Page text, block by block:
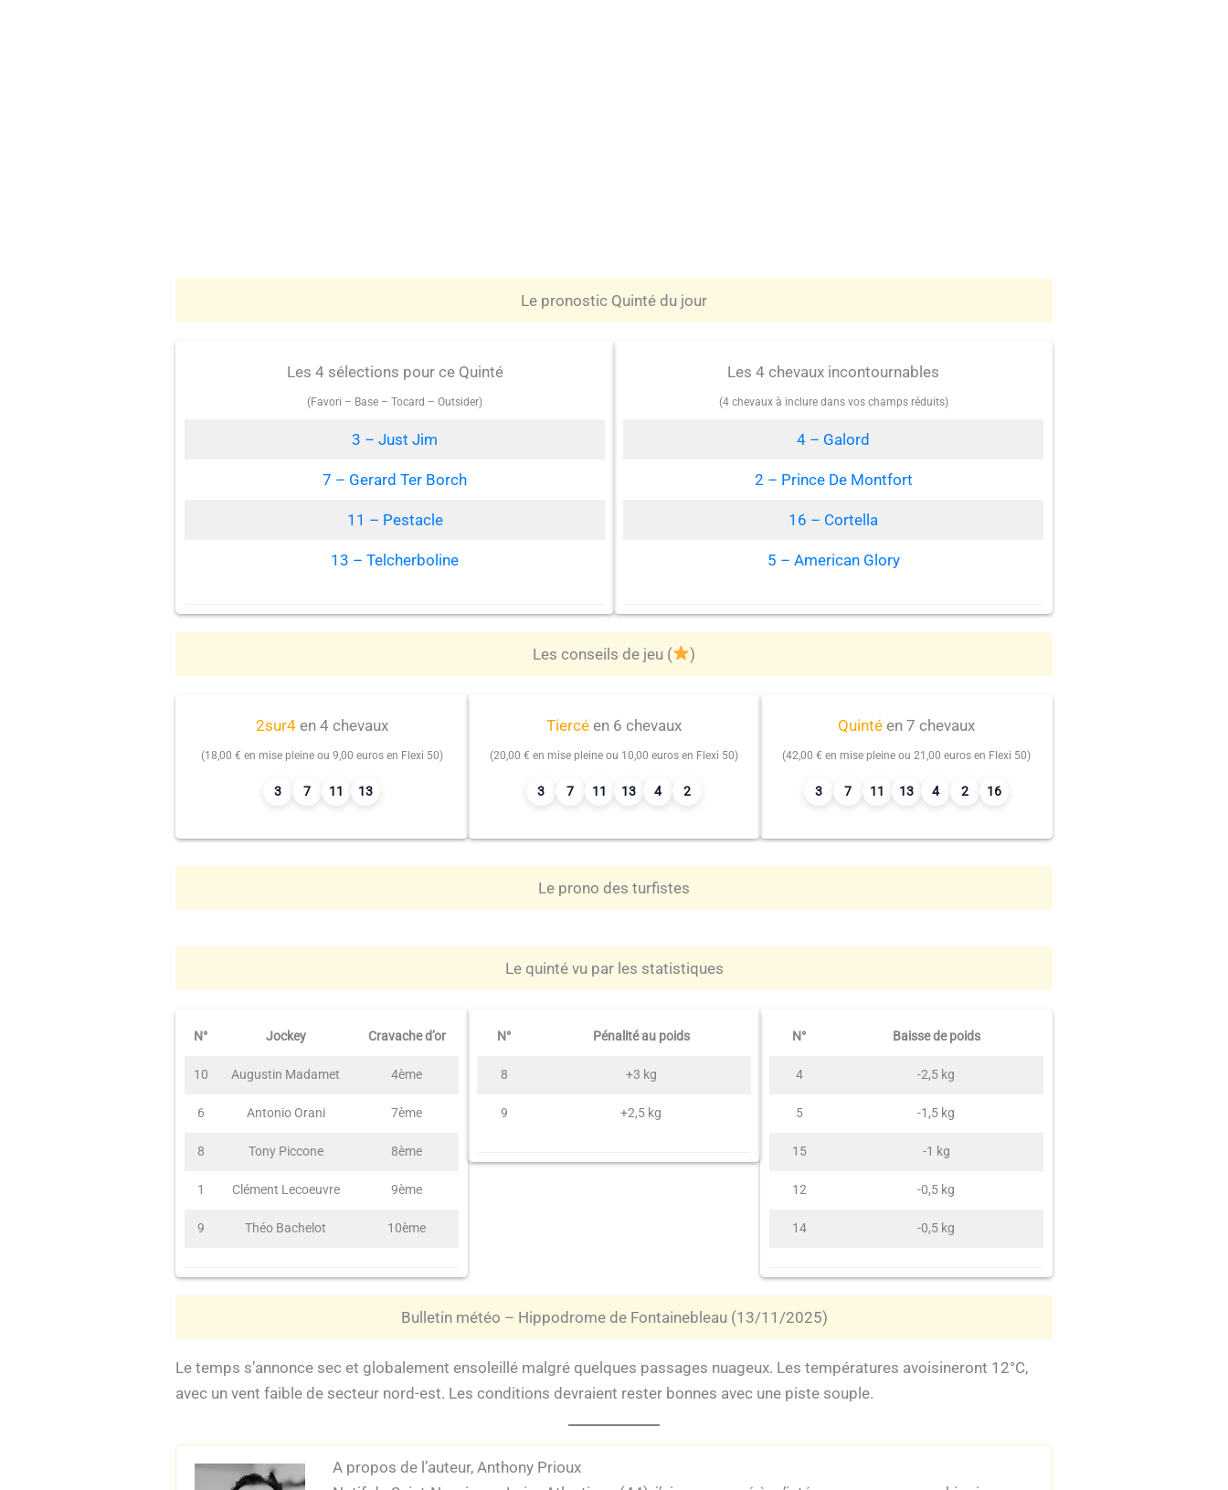
Le pronostic Quinté du jour
Les 4 sélections pour ce Quinté
(Favori – Base – Tocard – Outsider)
3 – Just Jim
7 – Gerard Ter Borch
11 – Pestacle
13 – Telcherboline
Les 4 chevaux incontournables
(4 chevaux à inclure dans vos champs réduits)
4 – Galord
2 – Prince De Montfort
16 – Cortella
5 – American Glory
Les conseils de jeu ( )
2sur4en 4 chevaux
(18,00 € en mise pleine ou 9,00 euros en Flexi 50)
3 7 11 13
Tiercé en 6 chevaux
(20,00 € en mise pleine ou 10,00 euros en Flexi 50)
3 7 11 13 4 2
Quinté en 7 chevaux
(42,00 € en mise pleine ou 21,00 euros en Flexi 50)
3 7 11 13 4 2 16
Le prono des turfistes
Le quinté vu par les statistiques
N° Jockey Cravache d’or
10 Augustin Madamet 4ème
6 Antonio Orani 7ème
8 Tony Piccone 8ème
1 Clément Lecoeuvre 9ème
9 Théo Bachelot 10ème
N° Pénalité au poids
8 +3 kg
9 +2,5 kg
N° Baisse de poids
4 -2,5 kg
5 -1,5 kg
15 -1 kg
12 -0,5 kg
14 -0,5 kg
Bulletin météo – Hippodrome de Fontainebleau (13/11/2025)
Le temps s’annonce sec et globalement ensoleillé malgré quelques passages nuageux. Les températures avoisineront 12°C,
avec un vent faible de secteur nord-est. Les conditions devraient rester bonnes avec une piste souple.
A propos de l’auteur, Anthony Prioux